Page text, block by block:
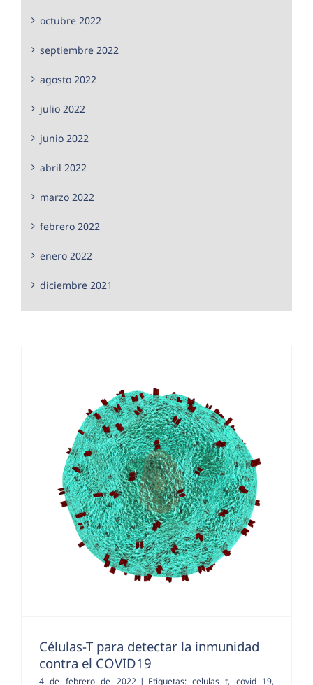
Células-T para detectar la inmunidad
contra el COVID19
4 de febrero de 2022 | Etiquetas: celulas t, covid 19,
octubre 2022
septiembre 2022
agosto 2022
julio 2022
junio 2022
abril 2022
marzo 2022
febrero 2022
enero 2022
diciembre 2021